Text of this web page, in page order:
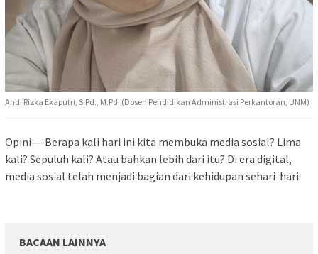
Andi Rizka Ekaputri, S.Pd., M.Pd. (Dosen Pendidikan Administrasi Perkantoran, UNM)
Opini—-Berapa kali hari ini kita membuka media sosial? Lima
kali? Sepuluh kali? Atau bahkan lebih dari itu? Di era digital,
media sosial telah menjadi bagian dari kehidupan sehari-hari.
BACAAN LAINNYA